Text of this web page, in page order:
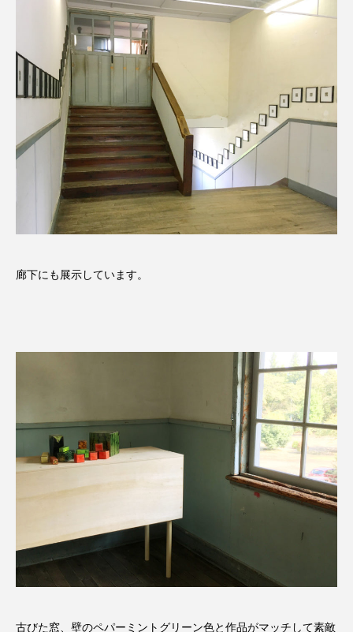
廊下にも展示しています。
古びた窓、壁のペパーミントグリーン色と作品がマッチして素敵